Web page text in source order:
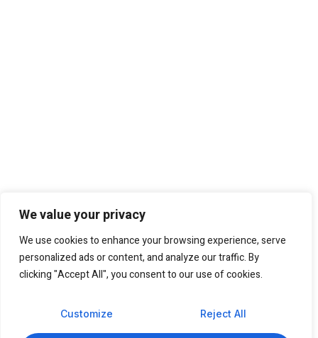
We value your privacy
We use cookies to enhance your browsing experience, serve
personalized ads or content, and analyze our traffic. By
clicking "Accept All", you consent to our use of cookies.
Customize Reject All